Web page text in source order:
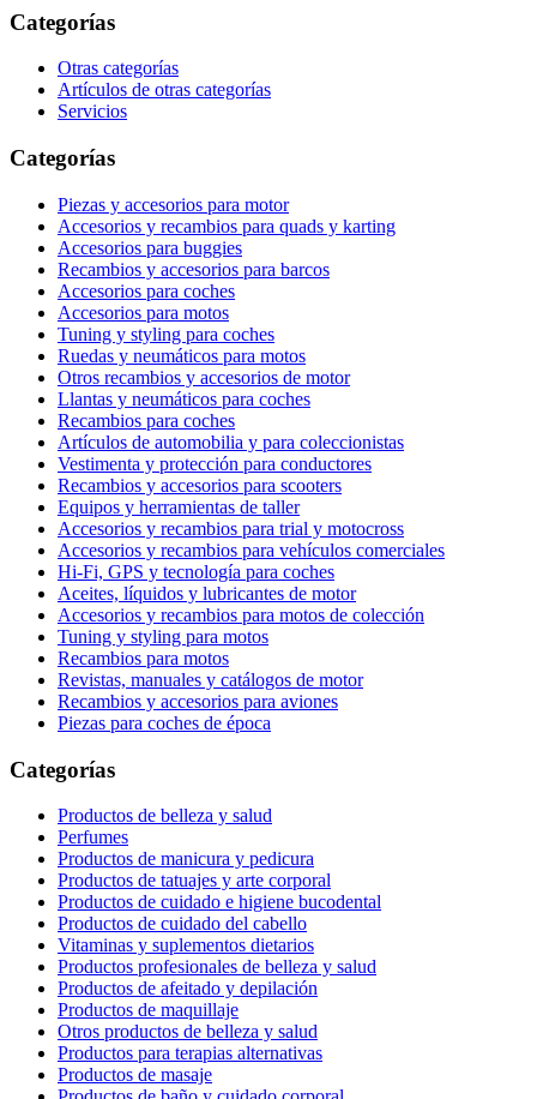
Categorías
Otras categorías
Artículos de otras categorías
Servicios
Categorías
Piezas y accesorios para motor
Accesorios y recambios para quads y karting
Accesorios para buggies
Recambios y accesorios para barcos
Accesorios para coches
Accesorios para motos
Tuning y styling para coches
Ruedas y neumáticos para motos
Otros recambios y accesorios de motor
Llantas y neumáticos para coches
Recambios para coches
Artículos de automobilia y para coleccionistas
Vestimenta y protección para conductores
Recambios y accesorios para scooters
Equipos y herramientas de taller
Accesorios y recambios para trial y motocross
Accesorios y recambios para vehículos comerciales
Hi-Fi, GPS y tecnología para coches
Aceites, líquidos y lubricantes de motor
Accesorios y recambios para motos de colección
Tuning y styling para motos
Recambios para motos
Revistas, manuales y catálogos de motor
Recambios y accesorios para aviones
Piezas para coches de época
Categorías
Productos de belleza y salud
Perfumes
Productos de manicura y pedicura
Productos de tatuajes y arte corporal
Productos de cuidado e higiene bucodental
Productos de cuidado del cabello
Vitaminas y suplementos dietarios
Productos profesionales de belleza y salud
Productos de afeitado y depilación
Productos de maquillaje
Otros productos de belleza y salud
Productos para terapias alternativas
Productos de masaje